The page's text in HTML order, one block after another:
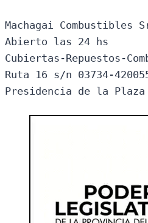
Machagai Combustibles
Abierto las 24 hs
Cubiertas-Repuestos-
Ruta 16 s/n 03734-
Presidencia de la Plaza